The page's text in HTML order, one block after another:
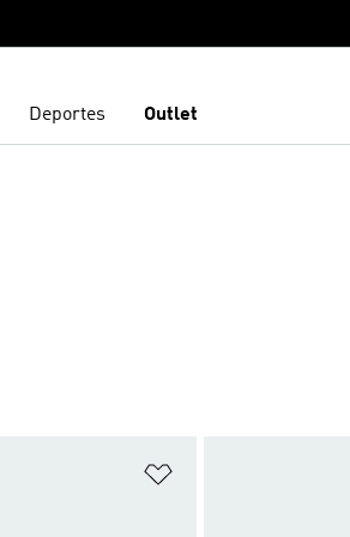
Deportes Outlet